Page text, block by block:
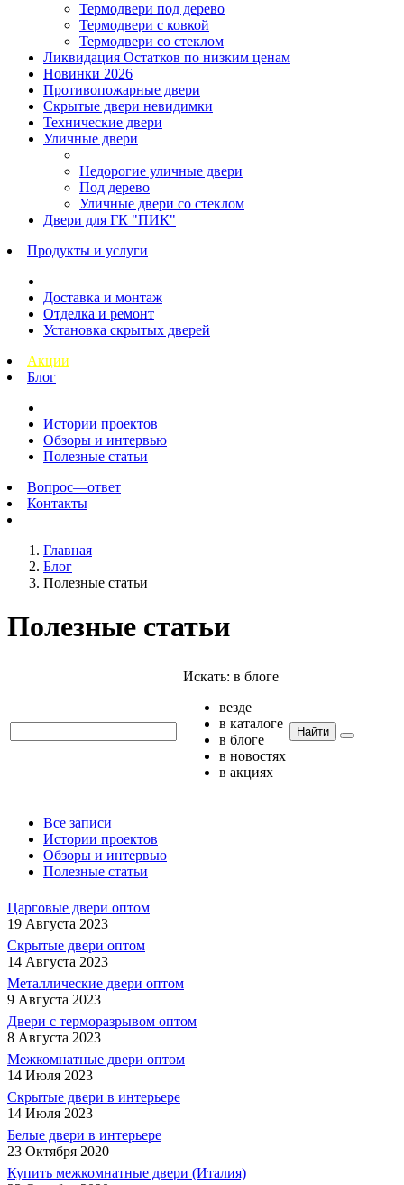
Термодвери под дерево
Термодвери с ковкой
Термодвери со стеклом
Ликвидация Остатков по низким ценам
Новинки 2026
Противопожарные двери
Скрытые двери невидимки
Технические двери
Уличные двери
Недорогие уличные двери
Под дерево
Уличные двери со стеклом
Двери для ГК "ПИК"
Продукты и услуги
Доставка и монтаж
Отделка и ремонт
Установка скрытых дверей
Акции
Блог
Истории проектов
Обзоры и интервью
Полезные статьи
Вопрос—ответ
Контакты
Главная
Блог
Полезные статьи
Полезные статьи
Искать: в блоге
везде
в каталоге
в блоге
в новостях
в акциях
Найти
Все записи
Истории проектов
Обзоры и интервью
Полезные статьи
Царговые двери оптом
19 Августа 2023
Скрытые двери оптом
14 Августа 2023
Металлические двери оптом
9 Августа 2023
Двери с терморазрывом оптом
8 Августа 2023
Межкомнатные двери оптом
14 Июля 2023
Скрытые двери в интерьере
14 Июля 2023
Белые двери в интерьере
23 Октября 2020
Купить межкомнатные двери (Италия)